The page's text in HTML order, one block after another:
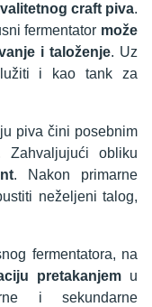
craft piva.
fermentator može
i taloženje. Uz
i kao tank za
piva čini posebnim
Zahvaljujući obliku
. Nakon primarne
neželjeni talog,
fermentatora, na
pretakanjemu
i sekundarne